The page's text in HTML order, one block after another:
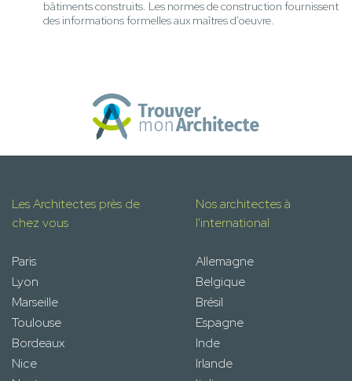
bâtiments construits. Les normes de construction fournissent
des informations formelles aux maîtres d'oeuvre.
Les Architectes près de
chez vous
Paris
Lyon
Marseille
Toulouse
Bordeaux
Nice
Nos architectes à
l'international
Allemagne
Belgique
Brésil
Espagne
Inde
Irlande